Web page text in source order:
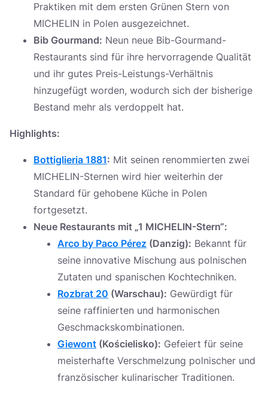
Praktiken mit dem ersten Grünen Stern von
MICHELIN in Polen ausgezeichnet.
Bib Gourmand: Neun neue Bib-Gourmand-
Restaurants sind für ihre hervorragende Qualität
und ihr gutes Preis-Leistungs-Verhältnis
hinzugefügt worden, wodurch sich der bisherige
Bestand mehr als verdoppelt hat.
Highlights:
Bottiglieria 1881: Mit seinen renommierten zwei
MICHELIN-Sternen wird hier weiterhin der
Standard für gehobene Küche in Polen
fortgesetzt.
Neue Restaurants mit „1 MICHELIN-Stern“:
Arco by Paco Pérez (Danzig): Bekannt für
seine innovative Mischung aus polnischen
Zutaten und spanischen Kochtechniken.
Rozbrat 20 (Warschau): Gewürdigt für
seine raffinierten und harmonischen
Geschmackskombinationen.
Giewont (Kościelisko): Gefeiert für seine
meisterhafte Verschmelzung polnischer und
französischer kulinarischer Traditionen.